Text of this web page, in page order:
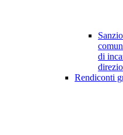
di
Rendiconti